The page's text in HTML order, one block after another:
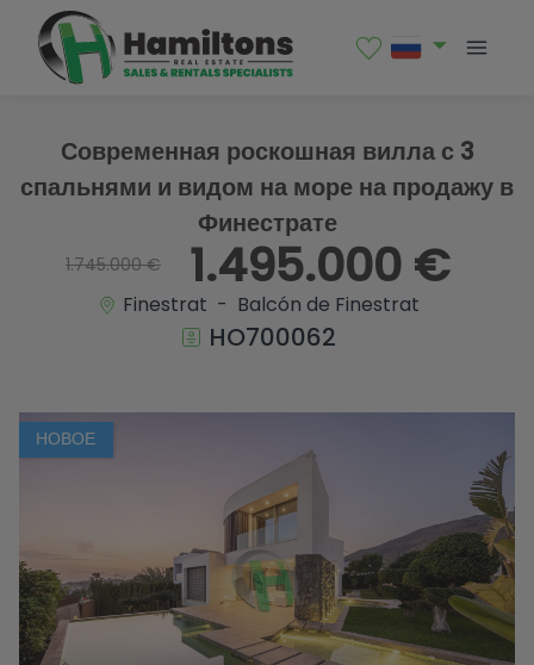
Современная роскошная вилла с 3
спальнями и видом на море на продажу в
Финестрате
1.745.000 € 1.495.000 €
Finestrat - Balcón de Finestrat
HO700062
НОВОЕ
1 / 86